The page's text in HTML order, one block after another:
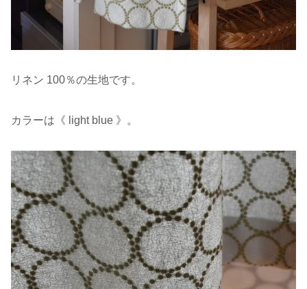
リネン 100％の生地です。
カラーは《 light blue 》。